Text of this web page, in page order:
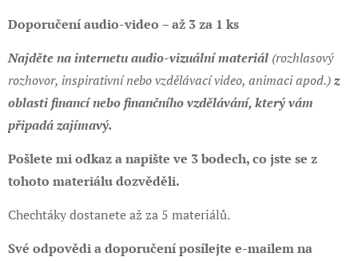
Doporučení audio-video – až 3za 1 ks
Najděte na internetu audio-vizuální materiál (rozhlasový
rozhovor, inspirativní nebo vzdělávací video, animaci apod.)z
oblasti financí nebo finančního vzdělávání, který vám
připadá zajímavý.
Pošlete mi odkaz a napište ve 3 bodech, co jste se z
tohoto materiálu dozvěděli.
Chechtáky dostanete až za 5 materiálů.
Své odpovědi a doporučení posílejte e-mailem na